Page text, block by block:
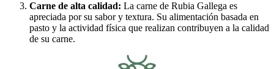
Carne de alta calidad: La carne de Rubia Gallega es
apreciada por su sabor y textura. Su alimentación basada en
pasto y la actividad física que realizan contribuyen a la calidad
de su carne.